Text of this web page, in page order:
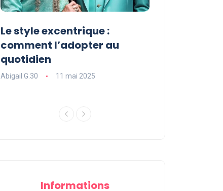
Le style excentrique :
comment l’adopter au
quotidien
Abigail.G.30 11 mai 2025
Informations